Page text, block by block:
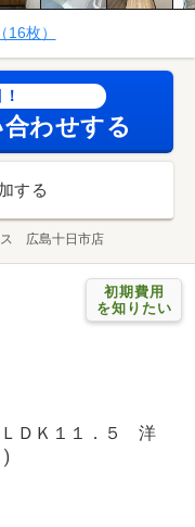
枚）
わせする
する
ス 広島十日市店
初期費用
を知りたい
ＬＤＫ１１．５ 洋
)